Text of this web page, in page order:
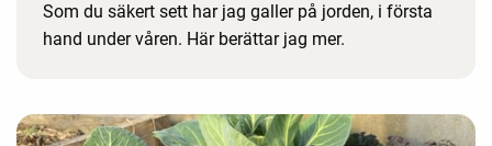
Som du säkert sett har jag galler på jorden, i första
hand under våren. Här berättar jag mer.